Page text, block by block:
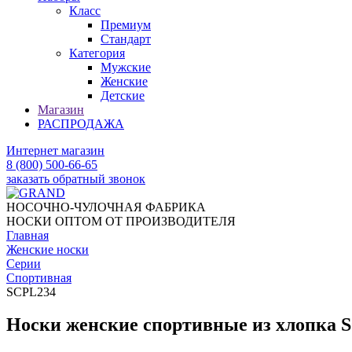
Класс
Премиум
Стандарт
Категория
Мужские
Женские
Детские
Магазин
РАСПРОДАЖА
Интернет магазин
8 (800) 500-66-65
заказать обратный звонок
НОСОЧНО-ЧУЛОЧНАЯ ФАБРИКА
НОСКИ ОПТОМ ОТ ПРОИЗВОДИТЕЛЯ
Главная
Женские носки
Серии
Спортивная
SCPL234
Носки женские спортивные из хлопка